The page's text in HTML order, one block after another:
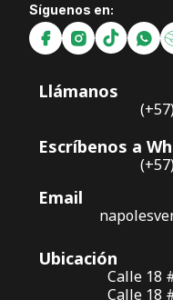
Síguenos en:
Llámanos
Escríbenos a
Email
Ubicación
Calle 18
Calle 18